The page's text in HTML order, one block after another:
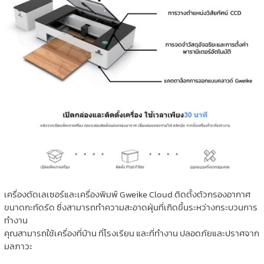
เครื่องตัดเลเซอร์และเครื่องพิมพ์ Gweike Cloud ติดตั้งตัวกรองอากาศ
ขนาดกะทัดรัด ซึ่งสามารถทำความสะอาดฝุ่นที่เกิดขึ้นระหว่างกระบวนการ
ทำงาน
คุณสามารถใช้เครื่องที่บ้าน ที่โรงเรียน และที่ทำงาน ปลอดภัยและปราศจาก
มลภาวะ